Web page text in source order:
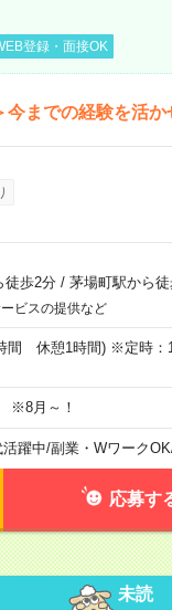
登録・面接OK
今までの経験を活
徒歩2分/ 茅場町駅から
ビスの提供など
間 休憩1時間) ※定時：
※8月～！
躍中/副業・WワークOK
応募す
未読